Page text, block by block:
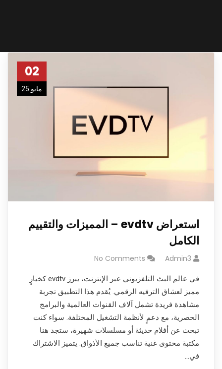
02
مايو 25
استعراض evdtv – المميزات والتقييم
الكامل
Admin3
No Comments
في عالم البث التلفزيوني عبر الإنترنت، يبرز evdtv كخيارٍ
مميز لعشاق الترفيه الرقمي. يُقدم هذا التطبيق تجربة
مشاهدة فريدة تشمل آلاف القنوات العالمية والبرامج
الحصرية، مع دعمٍ لأنظمة التشغيل المختلفة. سواء كنت
تبحث عن أفلام حديثة أو مسلسلات شهيرة، ستجد هنا
مكتبة محتوى غنية تناسب جميع الأذواق. يتميز الاشتراك
في…